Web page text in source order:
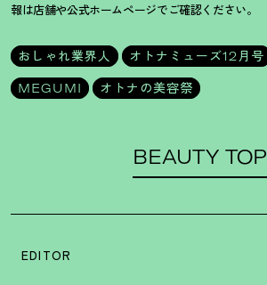
報は店舗や公式ホームページでご確認ください。
おしゃれ業界人 オトナミューズ12月号
MEGUMI
オトナの美容祭
BEAUTY TOP
EDITOR